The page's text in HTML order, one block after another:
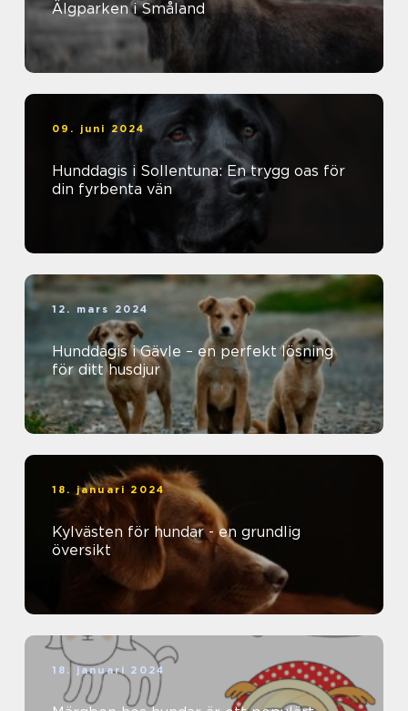
Älgparken i Småland
09. juni 2024
Hunddagis i Sollentuna: En trygg oas för
din fyrbenta vän
12. mars 2024
Hunddagis i Gävle – en perfekt lösning
för ditt husdjur
18. januari 2024
Kylvästen för hundar - en grundlig
översikt
18. januari 2024